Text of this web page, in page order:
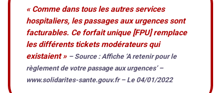
« Comme dans tous les autres services
hospitaliers, les passages aux urgences sont
facturables. Ce forfait unique [FPU] remplace
les différents tickets modérateurs qui
existaient » – Source : Affiche ‘A retenir pour le
règlement de votre passage aux urgences’ –
www.solidarites-sante.gouv.fr – Le 04/01/2022